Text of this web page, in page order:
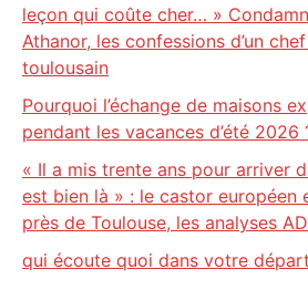
leçon qui coûte cher… »
Athanor, les confessions d’un
toulousain
Pourquoi l’échange de maisons
pendant les vacances d’été 2026
« Il a mis trente ans pour arriver
est bien là » : le castor européen
près de Toulouse, les analyses
qui écoute quoi dans votre